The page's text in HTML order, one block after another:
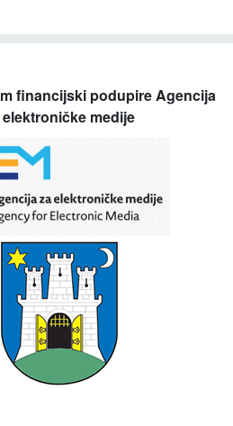
financijski podupire Agencija
elektroničke medije